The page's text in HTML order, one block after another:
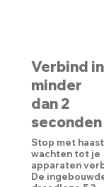
Verbind in
minder
dan 2
seconden
Stop met
wachten tot je
apparaten
De